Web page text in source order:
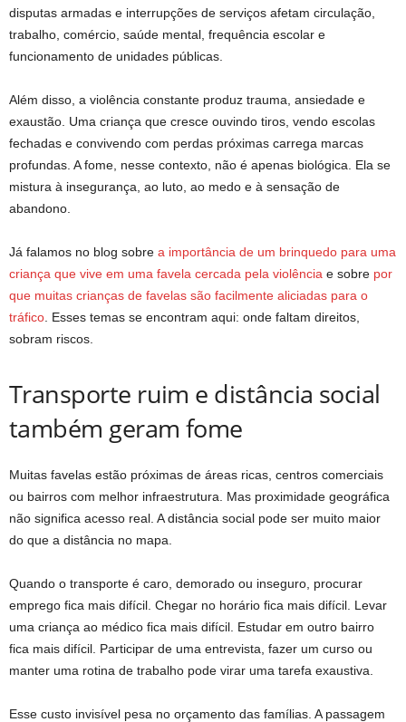
disputas armadas e interrupções de serviços afetam circulação,
trabalho, comércio, saúde mental, frequência escolar e
funcionamento de unidades públicas.
Além disso, a violência constante produz trauma, ansiedade e
exaustão. Uma criança que cresce ouvindo tiros, vendo escolas
fechadas e convivendo com perdas próximas carrega marcas
profundas. A fome, nesse contexto, não é apenas biológica. Ela se
mistura à insegurança, ao luto, ao medo e à sensação de
abandono.
Já falamos no blog sobre a importância de um brinquedo para uma
criança que vive em uma favela cercada pela violência e sobre por
que muitas crianças de favelas são facilmente aliciadas para o
tráfico . Esses temas se encontram aqui: onde faltam direitos,
sobram riscos.
Transporte ruim e distância social
também geram fome
Muitas favelas estão próximas de áreas ricas, centros comerciais
ou bairros com melhor infraestrutura. Mas proximidade geográfica
não significa acesso real. A distância social pode ser muito maior
do que a distância no mapa.
Quando o transporte é caro, demorado ou inseguro, procurar
emprego fica mais difícil. Chegar no horário fica mais difícil. Levar
uma criança ao médico fica mais difícil. Estudar em outro bairro
fica mais difícil. Participar de uma entrevista, fazer um curso ou
manter uma rotina de trabalho pode virar uma tarefa exaustiva.
Esse custo invisível pesa no orçamento das famílias. A passagem